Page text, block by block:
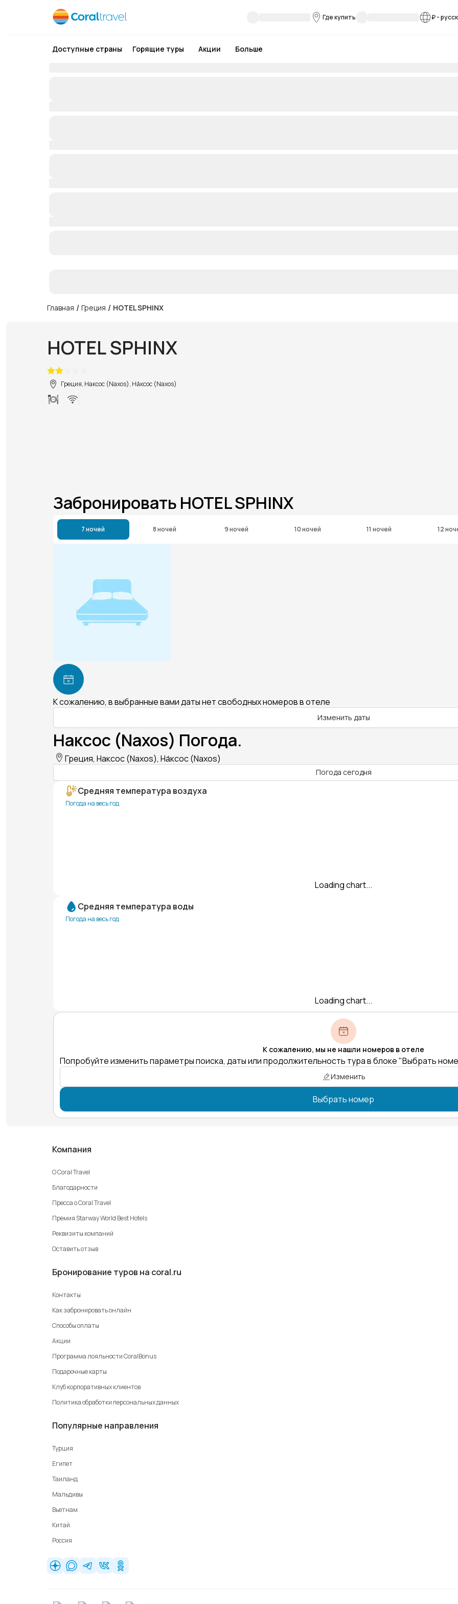
Где купить ₽-
Доступные страны Горящие туры Акции Больше
Главная / Греция / HOTEL SPHINX
HOTEL SPHINX
Греция, Наксос (Naxos), На́ксос (Naxos)
Забронировать HOTEL SPHINX
7 ночей 8 ночей 9 ночей 10 ночей 11 ночей 12
К сожалению, в выбранные вами даты нет свободных номеров в отеле
Изменить даты
Наксос (Naxos) Погода.
Греция, Наксос (Naxos), На́ксос (Naxos)
Погода сегодня
Средняя температура воздуха
Погода на весь год
Loading chart...
Средняя температура воды
Погода на весь год
Loading chart...
К сожалению, мы не нашли номеров в отеле
Попробуйте изменить параметры поиска, даты или продолжительность тура в блоке "Выбрать
Изменить
Выбрать номер
Компания
О Coral Travel
Благодарности
Пресса о Coral Travel
Премия Starway World Best Hotels
Реквизиты компаний
Оставить отзыв
Бронирование туров на coral.ru
Контакты
Как забронировать онлайн
Способы оплаты
Акции
Программа лояльности CoralBonus
Подарочные карты
Клуб корпоративных клиентов
Политика обработки персональных данных
Популярные направления
Турция
Египет
Таиланд
Мальдивы
Вьетнам
Китай
Россия